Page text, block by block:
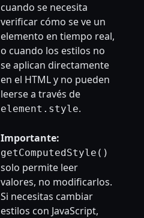
cuando se necesita
verificar cómo se ve un
elemento en tiempo real,
o cuando los estilos no
se aplican directamente
en el HTML y no pueden
leerse a través de
element.style.
Importante:
getComputedStyle()
solo permite leer
valores, no modificarlos.
Si necesitas cambiar
estilos con JavaScript,